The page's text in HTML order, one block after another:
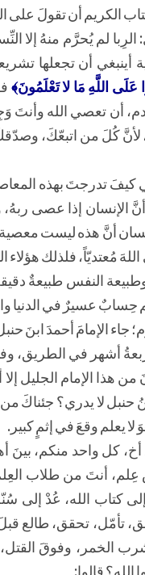
أن تقولَ على
لم يُحرَّم منهُ إلا
أينبغي أن تجعلها
عَلَى اللَّهِ مَا لا تَعْلَمُونَ﴾
أن تعصي الله
لأنَّ كُلَ من اتبعّكَ،
كيفَ تدرجتَ بهذه
الإنسان إذا عصى
أنَّ هذه ليست معصية،
اللهَ مُعتديّاً، فلذلك
النفس طبيعةٌ
حِسابٌ عسيرٌ في الدنيا
جاء الإمامَ أحمدَ
أشهر في الطريق،
من هذا الإمام الجليل
حنبل لا يدري؟ جئناكَ
لا يعلم وقعَ في إثمٍ كبير.
كل واحد منكم، بينَ
أنتَ من طلاب
كتاب الله، عُدْ إلى
تأمّل، تحقق، طالع
الخمر، وفوقَ
قالوا: